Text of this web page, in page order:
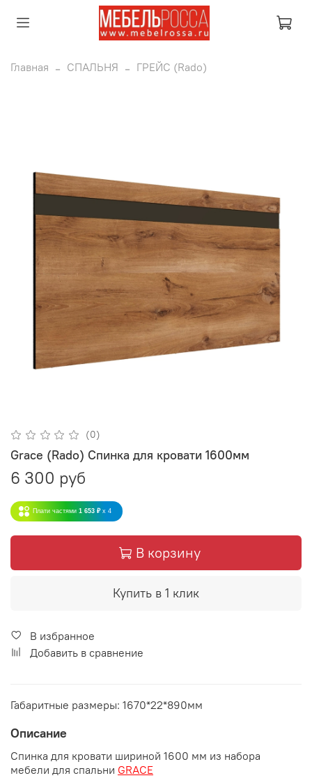
Главная СПАЛЬНЯ ГРЕЙС (Rado)
(0)
Grace (Rado) Спинка для кровати 1600мм
6 300 руб
Плати частями 1 653 ₽ x 4
В корзину
Купить в 1 клик
В избранное
Добавить в сравнение
Габаритные размеры: 1670*22*890мм
Описание
Спинка для кровати шириной 1600 мм из набора
мебели для спальни GRACE